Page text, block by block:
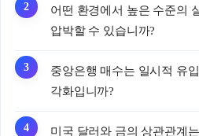
어떤 환경에서 높은 수준의
압박할 수 있습니까?
중앙은행 매수는 일시적 유
각화입니까?
미국 달러와 금의 상관관계